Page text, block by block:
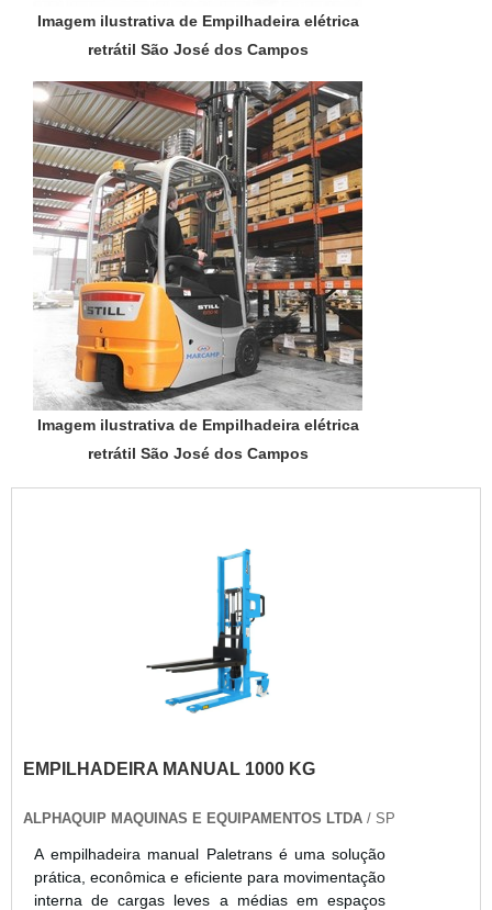
Imagem ilustrativa de Empilhadeira elétrica
retrátil São José dos Campos
Imagem ilustrativa de Empilhadeira elétrica
retrátil São José dos Campos
EMPILHADEIRA MANUAL 1000 KG
ALPHAQUIP MAQUINAS E EQUIPAMENTOS LTDA / SP
A empilhadeira manual Paletrans é uma solução
prática, econômica e eficiente para movimentação
interna de cargas leves a médias em espaços